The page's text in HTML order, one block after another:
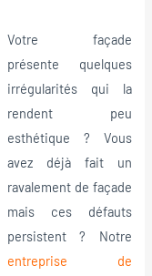
Votre façade
présente quelques
irrégularités qui la
rendent peu
esthétique ? Vous
avez déjà fait un
ravalement de façade
mais ces défauts
persistent ? Notre
entreprise de